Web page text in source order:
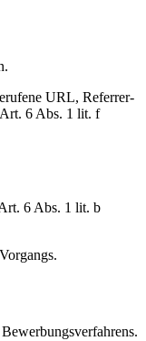
URL, Referrer-
6 Abs. 1 lit. f
6 Abs. 1 lit. b